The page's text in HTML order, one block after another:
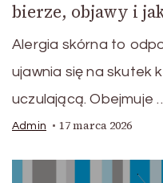
bierze, objawy i
Alergia skórna to
ujawnia się na skutek
uczulającą. Obejmuje
Admin 17 marca 2026